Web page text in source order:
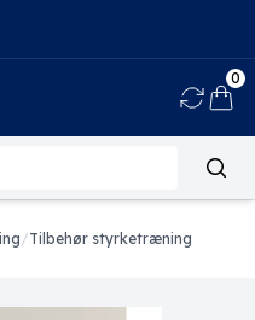
0
/Tilbehør styrketræning